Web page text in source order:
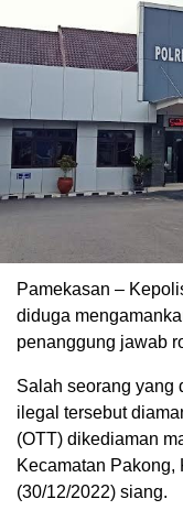
Pamekasan –
diduga
penanggung jawab
Salah seorang yang
ilegal tersebut
(OTT) dikediaman
Kecamatan Pakong,
(30/12/2022) siang.